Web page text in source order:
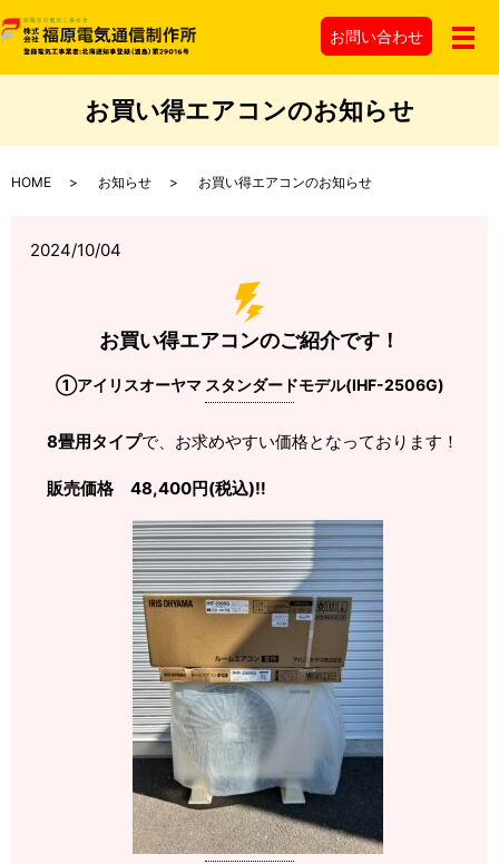
メ
お問い合わせ
お買い得エアコンのお知らせ
HOME お知らせ お買い得エアコンのお知らせ
2024/10/04
お買い得エアコンのご紹介です！
①アイリスオーヤマ スタンダードモデル(IHF-2506G)
8畳用タイプで、お求めやすい価格となっております！
販売価格 48,400円(税込)‼️